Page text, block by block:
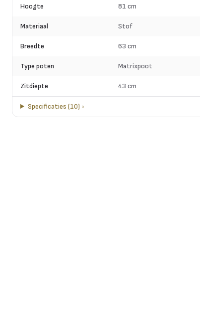
Hoogte 81 cm
Materiaal Stof
Breedte 63 cm
Type poten Matrixpoot
Zitdiepte 43 cm
Specificaties (10) ›